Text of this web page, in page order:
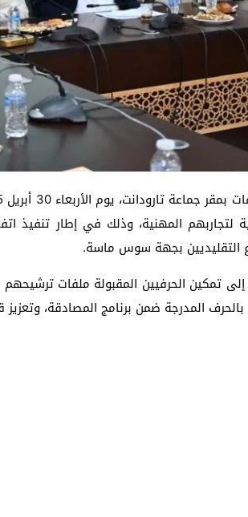
لتجاربهم المهنية، وذلك في إطار تنفيذ
التقليديين بجهة سوس ماسة.
تمكين الحرفيين المقبولة ملفات
بالحرف المدرجة ضمن برنامج المصادقة،